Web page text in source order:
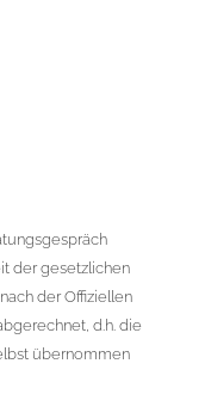
der gesetzlichen
der Offiziellen
d.h. die
übernommen